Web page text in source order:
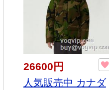
26600円
人気販売中 カナダ